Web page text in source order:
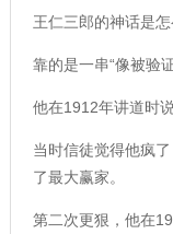
王仁三郎的神话是
靠的是一串“像被验
他在1912年讲道时
当时信徒觉得他疯
了最大赢家。
第二次更狠，他在